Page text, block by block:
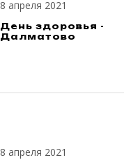
8 апреля 2021
День здоровья -
Далматово
8 апреля 2021